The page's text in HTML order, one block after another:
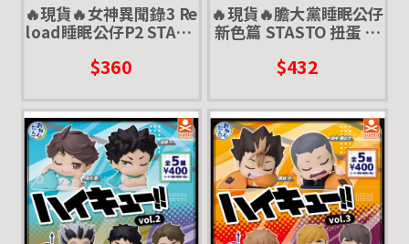
🔥現貨🔥女神異聞錄3 Re
load睡眠公仔P2 STAST
$360
🔥現貨🔥膽大黨睡眠公仔
新色篇 STASTO 扭蛋 轉
招財貓 愛羅
$432